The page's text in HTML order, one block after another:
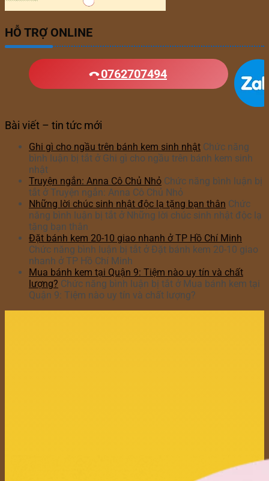
HỖ TRỢ ONLINE
0762707494
Bài viết – tin tức mới
Ghi gì cho ngầu trên bánh kem sinh nhật Chức năng
bình luận bị tắt ở Ghi gì cho ngầu trên bánh kem sinh
nhật
Truyện ngắn: Anna Cô Chủ Nhỏ Chức năng bình luận bị
tắt ở Truyện ngắn: Anna Cô Chủ Nhỏ
Những lời chúc sinh nhật độc lạ tặng bạn thân Chức
năng bình luận bị tắt ở Những lời chúc sinh nhật độc lạ
tặng bạn thân
Đặt bánh kem 20-10 giao nhanh ở TP Hồ Chí Minh
Chức năng bình luận bị tắt ở Đặt bánh kem 20-10 giao
nhanh ở TP Hồ Chí Minh
Mua bánh kem tại Quận 9: Tiệm nào uy tín và chất
lượng? Chức năng bình luận bị tắt ở Mua bánh kem tại
Quận 9: Tiệm nào uy tín và chất lượng?